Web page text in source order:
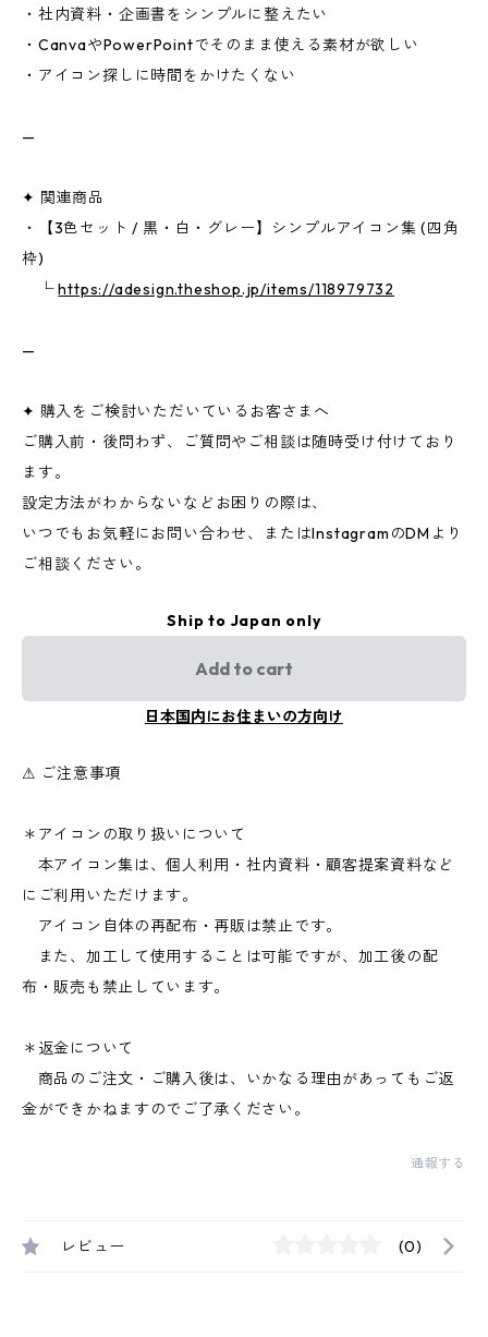
・社内資料・企画書をシンプルに整えたい
・CanvaやPowerPointでそのまま使える素材が欲しい
・アイコン探しに時間をかけたくない
—
✦ 関連商品
・【3色セット / 黒・白・グレー】シンプルアイコン集 (四角
枠)
└https://adesign.theshop.jp/items/118979732
—
✦ 購入をご検討いただいているお客さまへ
ご購入前・後問わず、ご質問やご相談は随時受け付けており
ます。
設定方法がわからないなどお困りの際は、
いつでもお気軽にお問い合わせ、またはInstagramのDMより
ご相談ください。
Ship to Japan only
Add to cart
日本国内にお住まいの方向け
⚠︎ ご注意事項
＊アイコンの取り扱いについて
本アイコン集は、個人利用・社内資料・顧客提案資料など
にご利用いただけます。
アイコン自体の再配布・再販は禁止です。
また、加工して使用することは可能ですが、加工後の配
布・販売も禁止しています。
＊返金について
商品のご注文・ご購入後は、いかなる理由があってもご返
金ができかねますのでご了承ください。
通報する
レビュー (0)